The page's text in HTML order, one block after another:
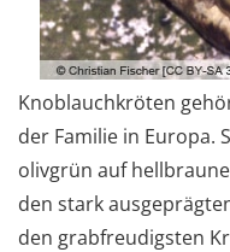
Knoblauchkröten
der Familie in Europa.
olivgrün auf
den stark
den grabfreudigsten